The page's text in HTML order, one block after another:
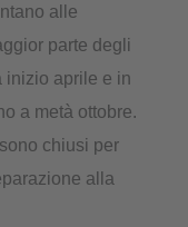
alle
parte degli
inizio aprile e in
a metà ottobre.
chiusi per
alla